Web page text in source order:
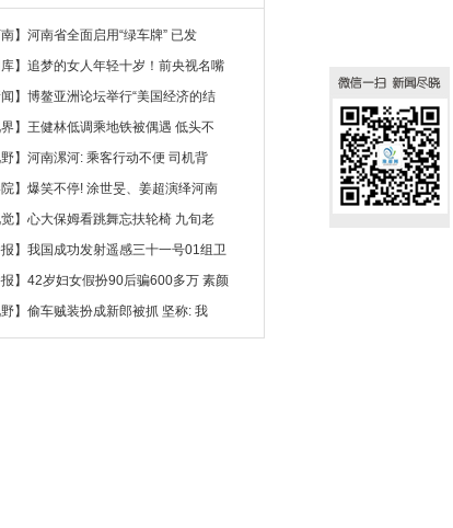
】 河南省全面启用“绿车牌” 已发
】 追梦的女人年轻十岁！前央视名嘴
】 博鳌亚洲论坛举行“美国经济的结
】 王健林低调乘地铁被偶遇 低头不
】 河南漯河: 乘客行动不便 司机背
】 爆笑不停! 涂世旻、姜超演绎河南
】 心大保姆看跳舞忘扶轮椅 九旬老
】 我国成功发射遥感三十一号01组卫
】 42岁妇女假扮90后骗600多万 素颜
】 偷车贼装扮成新郎被抓 坚称: 我